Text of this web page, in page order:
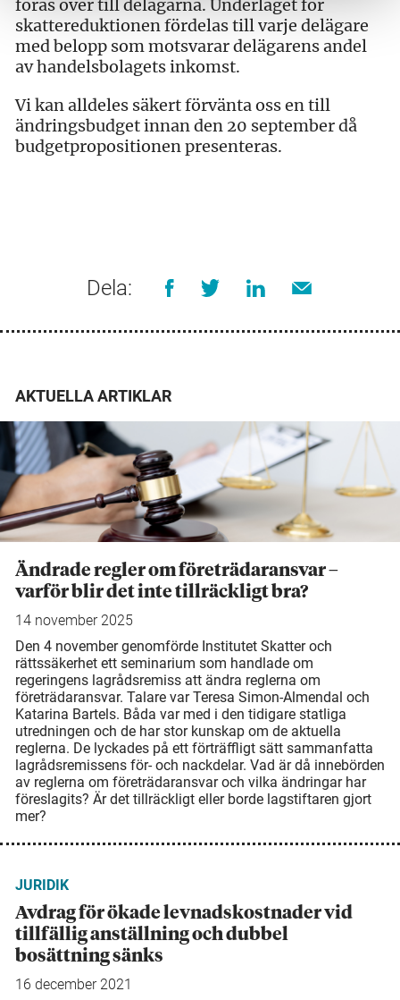
föras över till delägarna. Underlaget för
skattereduktionen fördelas till varje delägare
med belopp som motsvarar delägarens andel
av handelsbolagets inkomst.
Vi kan alldeles säkert förvänta oss en till
ändringsbudget innan den 20 september då
budgetpropositionen presenteras.
Dela:
AKTUELLA ARTIKLAR
Ändrade regler om företrädaransvar –
varför blir det inte tillräckligt bra?
14 november 2025
Den 4 november genomförde Institutet Skatter och
rättssäkerhet ett seminarium som handlade om
regeringens lagrådsremiss att ändra reglerna om
företrädaransvar. Talare var Teresa Simon-Almendal och
Katarina Bartels. Båda var med i den tidigare statliga
utredningen och de har stor kunskap om de aktuella
reglerna. De lyckades på ett förträffligt sätt sammanfatta
lagrådsremissens för- och nackdelar. Vad är då innebörden
av reglerna om företrädaransvar och vilka ändringar har
föreslagits? Är det tillräckligt eller borde lagstiftaren gjort
mer?
JURIDIK
Avdrag för ökade levnads­kostnader vid
tillfällig anställning och dubbel
bosättning sänks
16 december 2021